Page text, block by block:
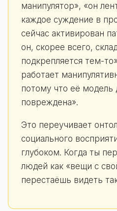
манипулятор», «он
каждое суждение в
сейчас активирован
он, скорее всего,
подкрепляется тем-
работает
потому что её модель
повреждена».
Это переучивает
социального
глубоком. Когда ты
людей как «вещи с
перестаёшь видеть